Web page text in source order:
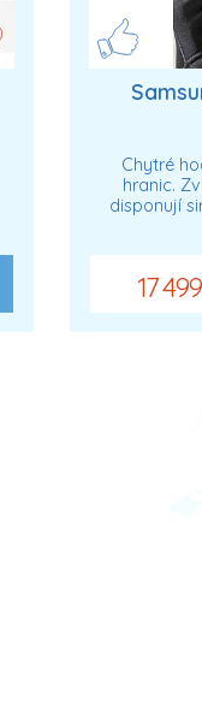
Chytré
hranic.
disponují
17